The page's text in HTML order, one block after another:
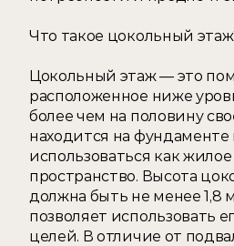
Что такое цокольный
Цокольный этаж — это
расположенное ниже
более чем на половину
находится на
использоваться как
пространство. Высота
должна быть не менее 1,8
позволяет использовать
целей. В отличие от